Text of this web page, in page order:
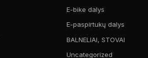
E-bike dalys
E-paspirtukų dalys
BALNELIAI, STOVAI
Uncategorized